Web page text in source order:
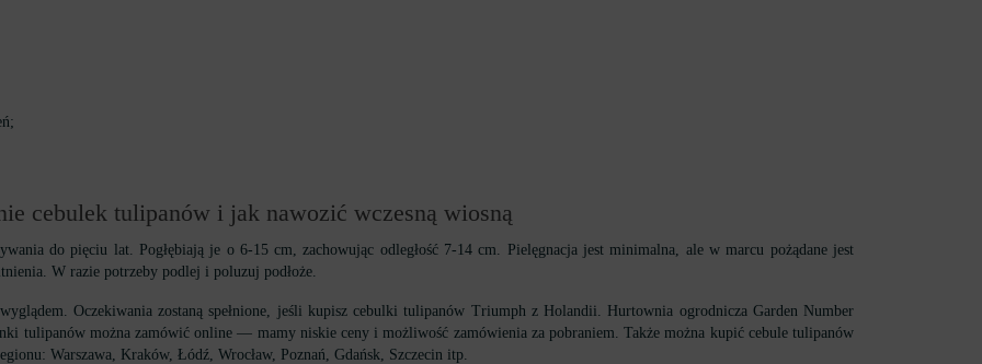
cebulek tulipanów i jak nawozić wczesną wiosną
do pięciu lat. Pogłębiają je o 6-15 cm, zachowując odległość 7-14 cm. Pielęgnacja jest minimalna, ale w marcu pożądane jest
W razie potrzeby podlej i poluzuj podłoże.
Oczekiwania zostaną spełnione, jeśli kupisz cebulki tulipanów Triumph z Holandii. Hurtownia ogrodnicza Garden Number
tulipanów można zamówić online — mamy niskie ceny i możliwość zamówienia za pobraniem. Także można kupić cebule tulipanów
Warszawa, Kraków, Łódź, Wrocław, Poznań, Gdańsk, Szczecin itp.